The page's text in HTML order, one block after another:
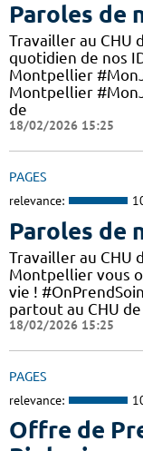
Paroles de
Travailler au CHU
quotidien de nos
Montpellier
Montpellier
de
18/02/2026 15:25
PAGES
relevance:
Paroles de
Travailler au CHU
Montpellier vous
vie !
partout au CHU
18/02/2026 15:25
PAGES
relevance:
Offre de